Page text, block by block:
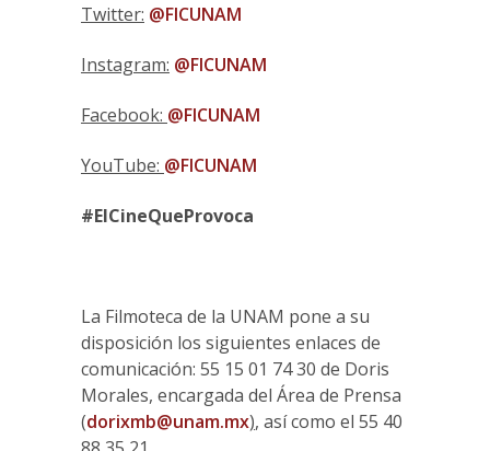
Twitter: @FICUNAM
Instagram: @FICUNAM
Facebook: @FICUNAM
YouTube: @FICUNAM
#ElCineQueProvoca
La Filmoteca de la UNAM pone a su
disposición los siguientes enlaces de
comunicación: 55 15 01 74 30 de Doris
Morales, encargada del Área de Prensa
(dorixmb@unam.mx), así como el 55 40